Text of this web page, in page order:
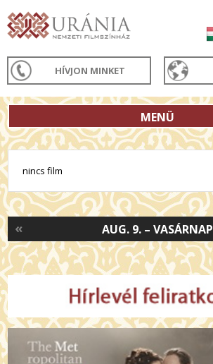
HÍVJON MINKET
MENÜ
nincs film
AUG. 9. – VASÁRNAP
«